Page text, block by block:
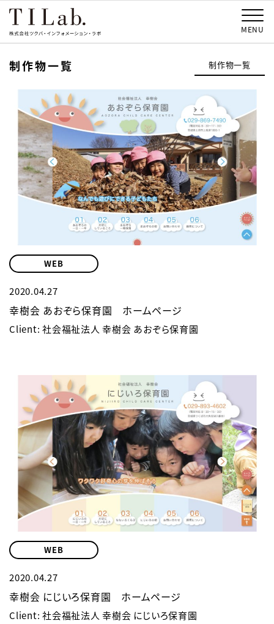
MENU
制作物一覧
WEB
2020.04.27
幸樹会 あおぞら保育園 ホームページ
Client: 社会福祉法人 幸樹会 あおぞら保育園
WEB
2020.04.27
幸樹会 にじいろ保育園 ホームページ
Client: 社会福祉法人 幸樹会 にじいろ保育園
制作物一覧